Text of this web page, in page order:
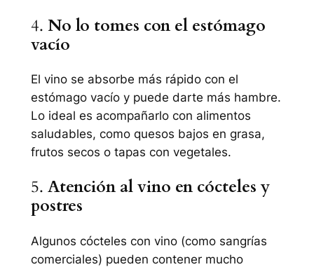
4. No lo tomes con el estómago
vacío
El vino se absorbe más rápido con el
estómago vacío y puede darte más hambre.
Lo ideal es acompañarlo con alimentos
saludables, como quesos bajos en grasa,
frutos secos o tapas con vegetales.
5. Atención al vino en cócteles y
postres
Algunos cócteles con vino (como sangrías
comerciales) pueden contener mucho